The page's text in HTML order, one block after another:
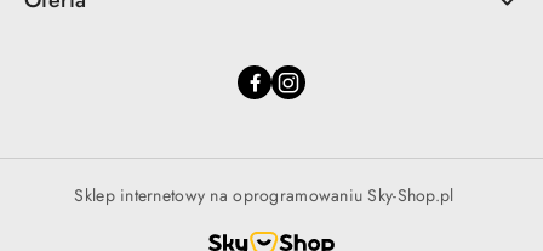
Sklep internetowy na oprogramowaniu Sky-Shop.pl